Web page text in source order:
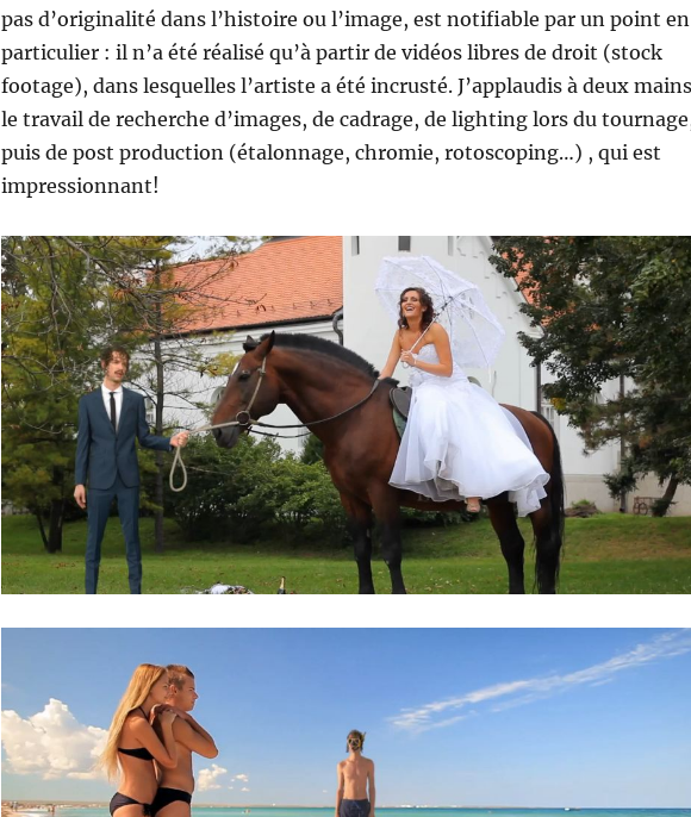
pas d’originalité dans l’histoire ou l’image, est notifiable par un point en
particulier : il n’a été réalisé qu’à partir de vidéos libres de droit (stock
footage), dans lesquelles l’artiste a été incrusté. J’applaudis à deux mains
le travail de recherche d’images, de cadrage, de lighting lors du
puis de post production (étalonnage, chromie, rotoscoping…) , qui est
impressionnant!